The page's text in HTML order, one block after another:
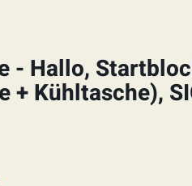
- Hallo,
+ Kühltasche),